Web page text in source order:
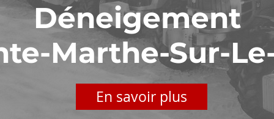
Déneigement
Marthe-Sur-
En savoir plus